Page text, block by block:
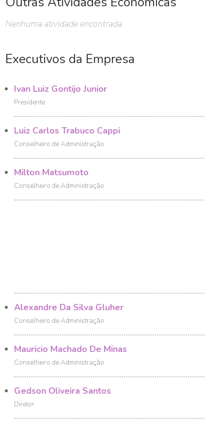
Nenhuma atividade encontrada.
Executivos da Empresa
Ivan Luiz Gontijo Junior
Presidente
Luiz Carlos Trabuco Cappi
Conselheiro de Administração
Milton Matsumoto
Conselheiro de Administração
Alexandre Da Silva Gluher
Conselheiro de Administração
Mauricio Machado De Minas
Conselheiro de Administração
Gedson Oliveira Santos
Diretor